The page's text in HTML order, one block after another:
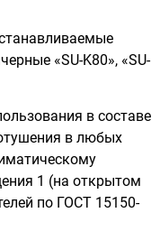
«SU-K80», «SU-
в составе
в любых
1 (на открытом
по ГОСТ 15150-